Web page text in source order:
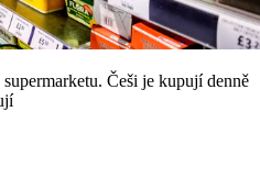
Češi je kupují denně